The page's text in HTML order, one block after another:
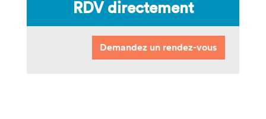
RDV directement
Demandez un rendez-vous